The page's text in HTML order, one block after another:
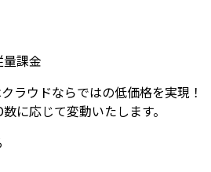
課金
クラウドならではの低価格を実現！
に応じて変動いたします。